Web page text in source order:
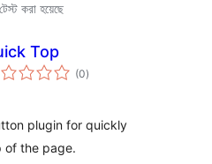
করা হয়েছে
Top
(0total
ratings
)
plugin for quickly
of the page.